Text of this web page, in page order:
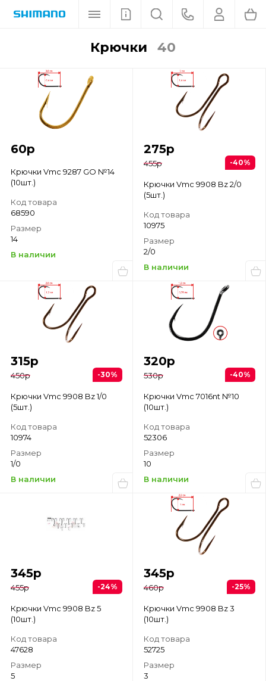
крючки 40
60р
Крючки Vmc 9287 GO №14
(10шт.)
Код товара
68590
Размер
14
В наличии
-40%
275р
455р
Крючки Vmc 9908 Bz 2/0
(5шт.)
Код товара
10975
Размер
2/0
В наличии
-30%
315р
450р
Крючки Vmc 9908 Bz 1/0
(5шт.)
Код товара
10974
Размер
1/0
В наличии
-40%
320р
530р
Крючки Vmc 7016nt №10
(10шт.)
Код товара
52306
Размер
10
В наличии
-24%
345р
455р
Крючки Vmc 9908 Bz 5
(10шт.)
Код товара
47628
Размер
5
-25%
345р
460р
Крючки Vmc 9908 Bz 3
(10шт.)
Код товара
52725
Размер
3